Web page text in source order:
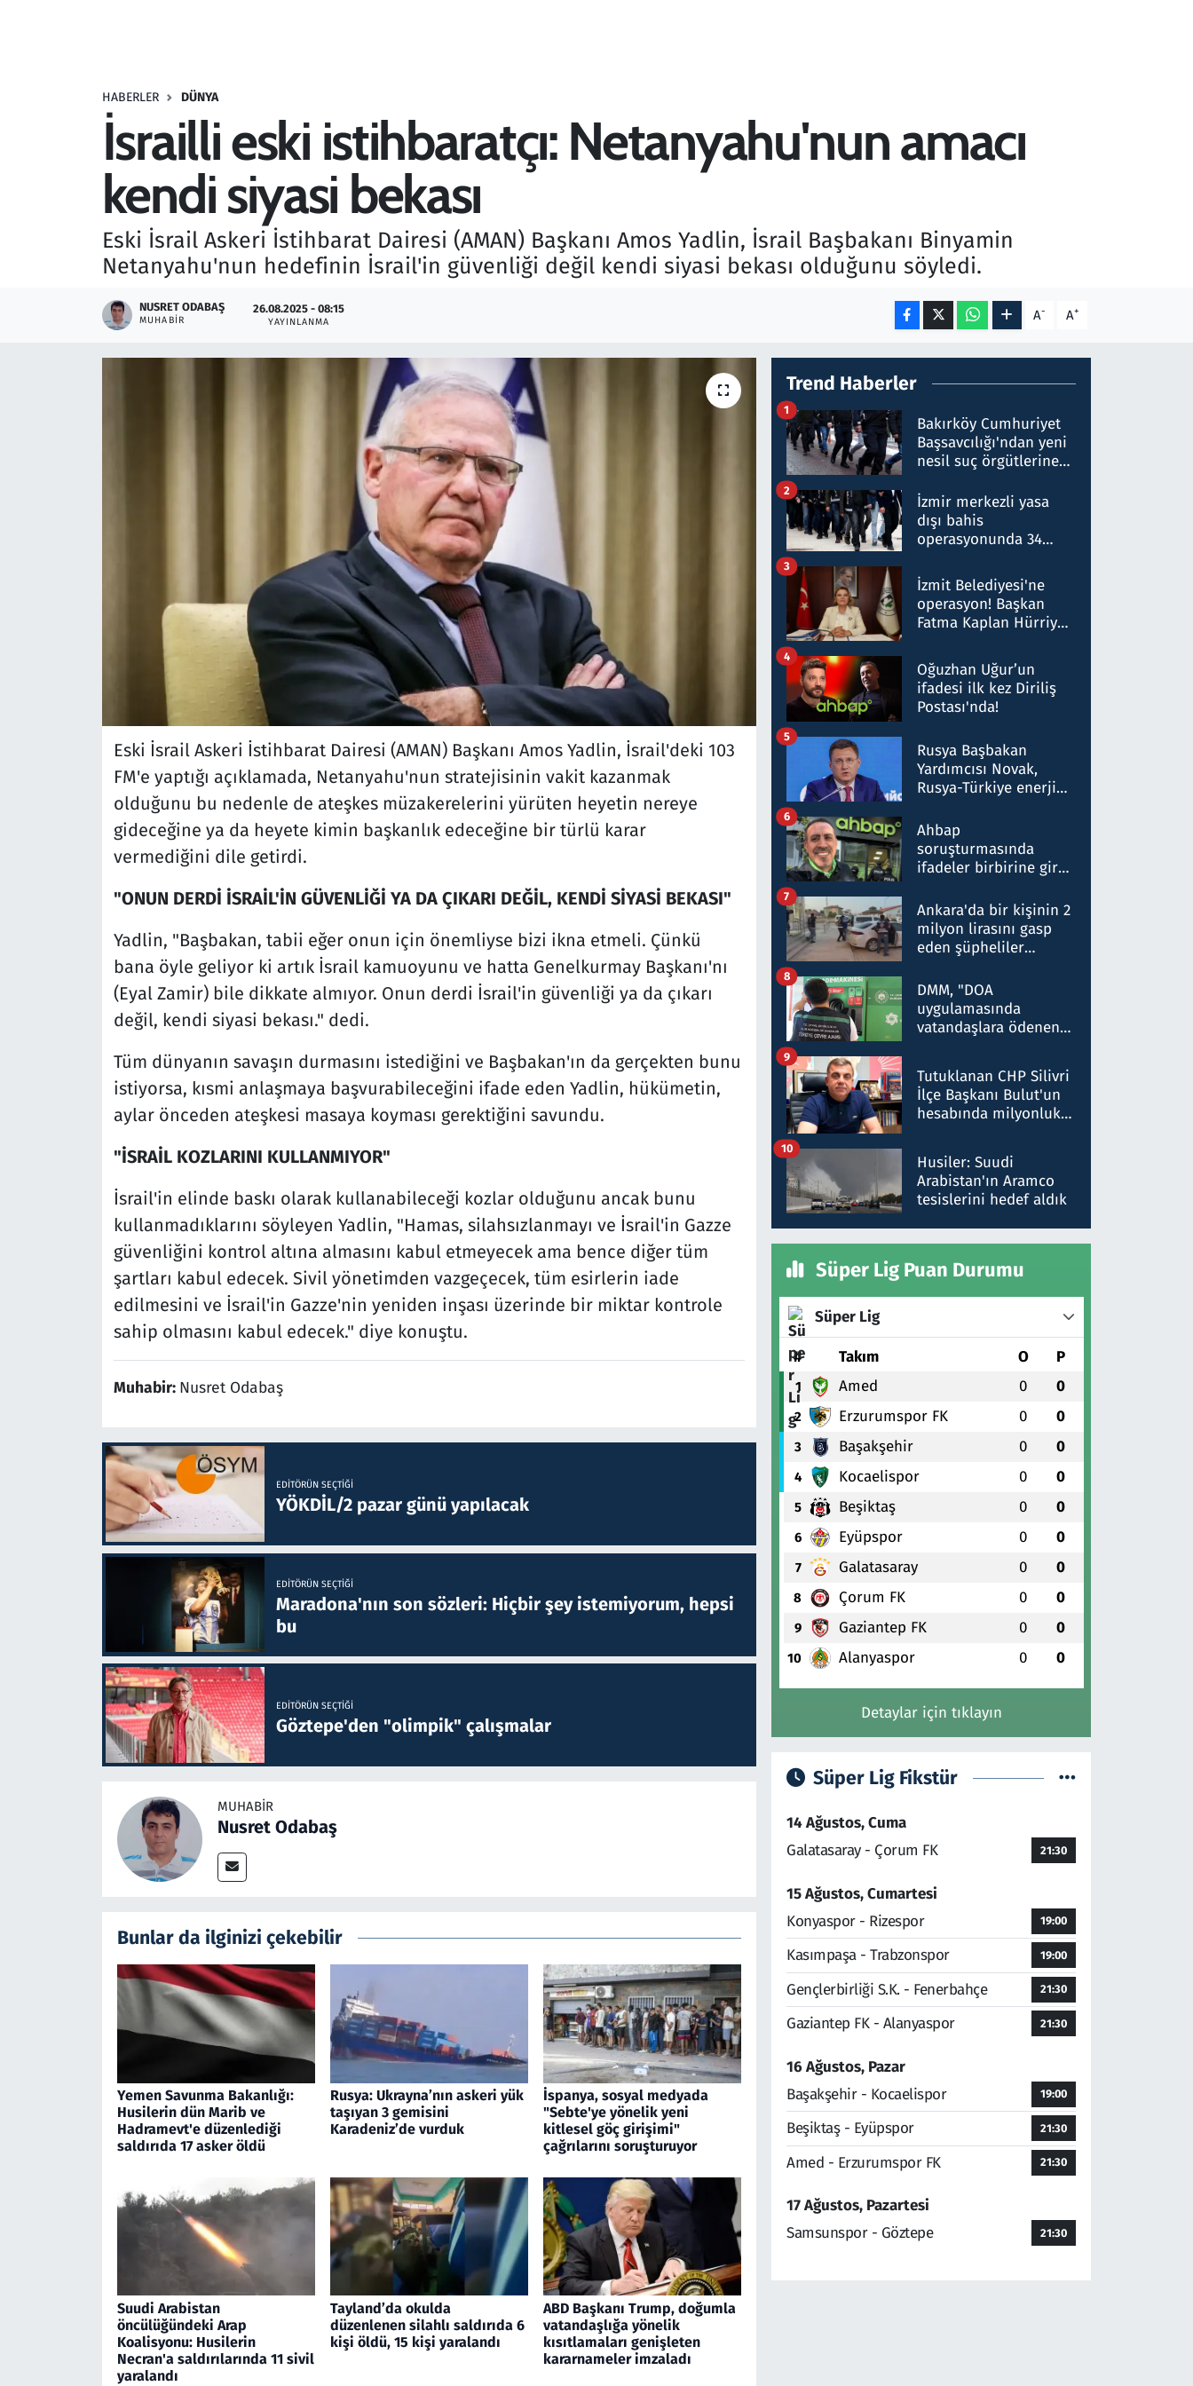
HABERLER DÜNYA
İsrailli eski istihbaratçı: Netanyahu'nun amacı
kendi siyasi bekası
Eski İsrail Askeri İstihbarat Dairesi (AMAN) Başkanı Amos Yadlin, İsrail Başbakanı Binyamin
Netanyahu'nun hedefinin İsrail'in güvenliği değil kendi siyasi bekası olduğunu söyledi.
NUSRET ODABAŞ
MUHABIR
26.08.2025 - 08:15
YAYINLANMA A- A+
Eski İsrail Askeri İstihbarat Dairesi (AMAN) Başkanı Amos Yadlin, İsrail'deki 103
FM'e yaptığı açıklamada, Netanyahu'nun stratejisinin vakit kazanmak
olduğunu bu nedenle de ateşkes müzakerelerini yürüten heyetin nereye
gideceğine ya da heyete kimin başkanlık edeceğine bir türlü karar
vermediğini dile getirdi.
"ONUN DERDİ İSRAİL'İN GÜVENLİĞİ YA DA ÇIKARI DEĞİL, KENDİ SİYASİ BEKASI"
Yadlin, "Başbakan, tabii eğer onun için önemliyse bizi ikna etmeli. Çünkü
bana öyle geliyor ki artık İsrail kamuoyunu ve hatta Genelkurmay Başkanı'nı
(Eyal Zamir) bile dikkate almıyor. Onun derdi İsrail'in güvenliği ya da çıkarı
değil, kendi siyasi bekası." dedi.
Tüm dünyanın savaşın durmasını istediğini ve Başbakan'ın da gerçekten bunu
istiyorsa, kısmi anlaşmaya başvurabileceğini ifade eden Yadlin, hükümetin,
aylar önceden ateşkesi masaya koyması gerektiğini savundu.
"İSRAİL KOZLARINI KULLANMIYOR"
İsrail'in elinde baskı olarak kullanabileceği kozlar olduğunu ancak bunu
kullanmadıklarını söyleyen Yadlin, "Hamas, silahsızlanmayı ve İsrail'in Gazze
güvenliğini kontrol altına almasını kabul etmeyecek ama bence diğer tüm
şartları kabul edecek. Sivil yönetimden vazgeçecek, tüm esirlerin iade
edilmesini ve İsrail'in Gazze'nin yeniden inşası üzerinde bir miktar kontrole
sahip olmasını kabul edecek." diye konuştu.
Muhabir: Nusret Odabaş
EDITÖRÜN SEÇTIĞI
YÖKDİL/2 pazar günü yapılacak
EDITÖRÜN SEÇTIĞI
Maradona'nın son sözleri: Hiçbir şey istemiyorum, hepsi
bu
EDITÖRÜN SEÇTIĞI
Göztepe'den "olimpik" çalışmalar
MUHABIR
Nusret Odabaş
Bunlar da ilginizi çekebilir
Yemen Savunma Bakanlığı:
Husilerin dün Marib ve
Hadramevt'e düzenlediği
saldırıda 17 asker öldü
Rusya: Ukrayna’nın askeri yük
taşıyan 3 gemisini
Karadeniz’de vurduk
İspanya, sosyal medyada
"Sebte'ye yönelik yeni
kitlesel göç girişimi"
çağrılarını soruşturuyor
Suudi Arabistan
öncülüğündeki Arap
Koalisyonu: Husilerin
Necran'a saldırılarında 11 sivil
yaralandı
Tayland’da okulda
düzenlenen silahlı saldırıda 6
kişi öldü, 15 kişi yaralandı
ABD Başkanı Trump, doğumla
vatandaşlığa yönelik
kısıtlamaları genişleten
kararnameler imzaladı
Trend Haberler
Bakırköy Cumhuriyet
Başsavcılığı'ndan yeni
nesil suç örgütlerine
hakkında gözaltı kararı
1
İzmir merkezli yasa
dışı bahis
operasyonunda 34
Milyar liralık para
trafiği tespit edildi
2
İzmit Belediyesi'ne
operasyon! Başkan
Fatma Kaplan Hürriyet
3
Oğuzhan Uğur’un
ifadesi ilk kez Diriliş
Postası'nda!
4
Rusya Başbakan
Yardımcısı Novak,
Rusya-Türkiye enerji
nitelikte olduğunu
belirtti
5
Ahbap
soruşturmasında
ifadeler birbirine girdi:
ifadelerinden ortaya
çıkan tablo şok etti
6
Ankara'da bir kişinin 2
milyon lirasını gasp
eden şüpheliler
7
DMM, "DOA
uygulamasında
vatandaşlara ödenen
düşürüldüğü" iddiasını
yalanladı
8
Tutuklanan CHP Silivri
İlçe Başkanı Bulut'un
hesabında milyonluk
talimat verdi, ben
gönderdim
9
Husiler: Suudi
Arabistan'ın Aramco
tesislerini hedef aldık
10
Süper Lig Puan Durumu
Süper Lig
# Takım O P
1 Amed 0 0
2 Erzurumspor FK 0 0
3 Başakşehir 0 0
4 Kocaelispor 0 0
5 Beşiktaş 0 0
6 Eyüpspor 0 0
7 Galatasaray 0 0
8 Çorum FK 0 0
9 Gaziantep FK 0 0
10 Alanyaspor 0 0
Detaylar için tıklayın
Süper Lig Fikstür
14 Ağustos, Cuma
Galatasaray - Çorum FK
21:30
15 Ağustos, Cumartesi
Konyaspor - Rizespor
19:00
Kasımpaşa - Trabzonspor 19:00
Gençlerbirliği S.K. - Fenerbahçe 21:30
Gaziantep FK - Alanyaspor 21:30
16 Ağustos, Pazar
Başakşehir - Kocaelispor
19:00
Beşiktaş - Eyüpspor 21:30
Amed - Erzurumspor FK 21:30
17 Ağustos, Pazartesi
Samsunspor - Göztepe
21:30
Savunma Sanayi
Teknoloji ve Bilim
Televizyon